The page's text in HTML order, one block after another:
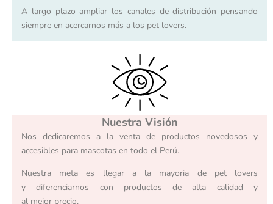
A largo plazo ampliar los canales de distribución pensando
siempre en acercarnos más a los pet lovers.
Nuestra Visión
Nos dedicaremos a la venta de productos novedosos y
accesibles para mascotas en todo el Perú.
Nuestra meta es llegar a la mayoria de pet lovers
y diferenciarnos con productos de alta calidad y
al mejor precio.